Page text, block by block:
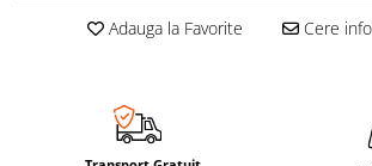
Adauga la Favorite Cere